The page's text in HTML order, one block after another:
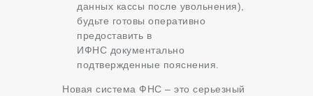
данных кассы после увольнения),
будьте готовы оперативно
предоставить в
ИФНС документально
подтвержденные пояснения.
Новая система ФНС – это серьезный